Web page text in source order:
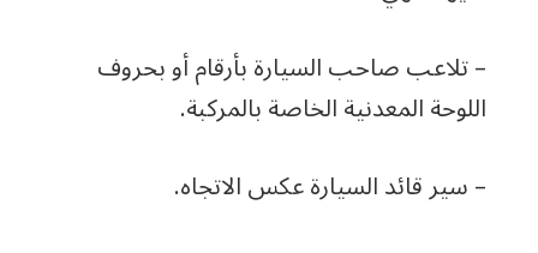
– تلاعب صاحب السيارة بأرقام أو بحروف
اللوحة المعدنية الخاصة بالمركبة.
– سير قائد السيارة عكس الاتجاه.